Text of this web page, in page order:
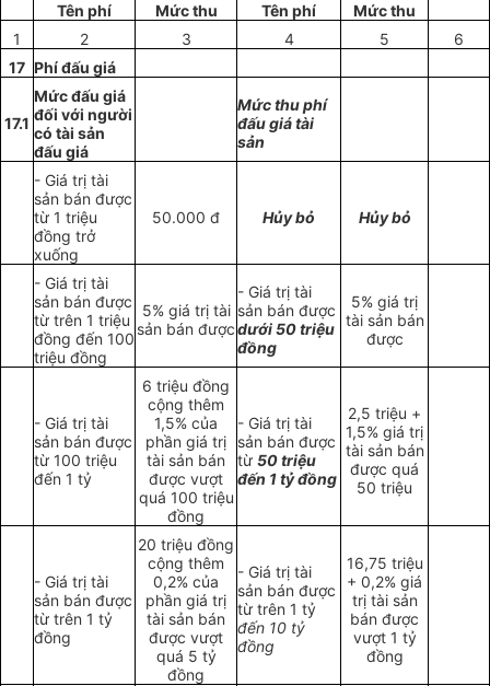
Tên phí
Mức thu Tên phí
Mức thu
1
2 3 4 5
6
17 Phí đấu giá
17.1
Mức đấu giá
đối với người
có tài sản
đấu giá
Mức thu phí
đấu giá tài
sản
- Giá trị tài
sản bán được
từ 1 triệu
đồng trở
xuống
50.000 đ Hủy bỏ Hủy bỏ
- Giá trị tài
sản bán được
từ trên 1 triệu
đồng đến 100
triệu đồng
5% giá trị tài
sản bán được
- Giá trị tài
sản bán được
dưới 50 triệu
đồng
5% giá trị
tài sản bán
được
- Giá trị tài
sản bán được
từ 100 triệu
đến 1 tỷ
6 triệu đồng
cộng thêm
1,5% của
phần giá trị
tài sản bán
được vượt
quá 100 triệu
đồng
- Giá trị tài
sản bán được
từ 50 triệu
đến 1 tỷ đồng
2,5 triệu +
1,5% giá trị
tài sản bán
được quá
50 triệu
- Giá trị tài
sản bán được
từ trên 1 tỷ
đồng
20 triệu đồng
cộng thêm
0,2% của
phần giá trị
tài sản bán
được vượt
quá 5 tỷ
đồng
- Giá trị tài
sản bán được
từ trên 1 tỷ
đến 10 tỷ
đồng
16,75 triệu
+ 0,2% giá
trị tài sản
bán được
vượt 1 tỷ
đồng